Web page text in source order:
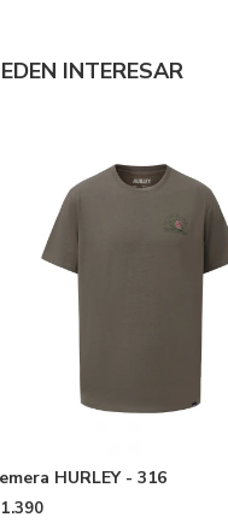
INTERESAR
HURLEY - 316
1.390